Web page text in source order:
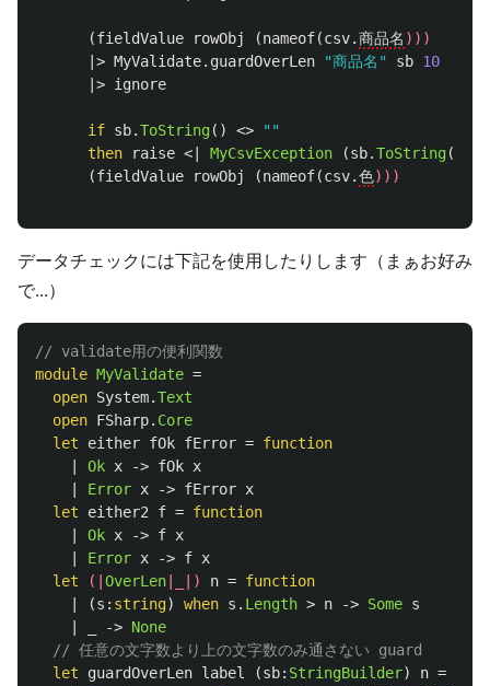
(fieldValue rowObj (nameof(csv.商品名 )))
|> MyValidate. guardOverLen "商品名" sb 10
|> ignore
if sb.ToString() <>
""
then
raise <| MyCsvException (sb.ToString()
(fieldValue rowObj (nameof(csv.色)))
データチェックには下記を使用したりします（まぁお好み
で...）
// validate用の便利関数
module MyValidate =
open System.Text
open FSharp. Core
let
either fOk fError = function
Ok x -> fOk x
Error x -> fError x
let
either2 f = function
Ok x -> f x
Error x -> f x
let
(| OverLen |_|) n = function
(s : string) when s . Length > n -> Some s
-> None
// 任意の文字数より上の文字数のみ通さない guard
let
guardOverLen label (sb: StringBuilder) n =